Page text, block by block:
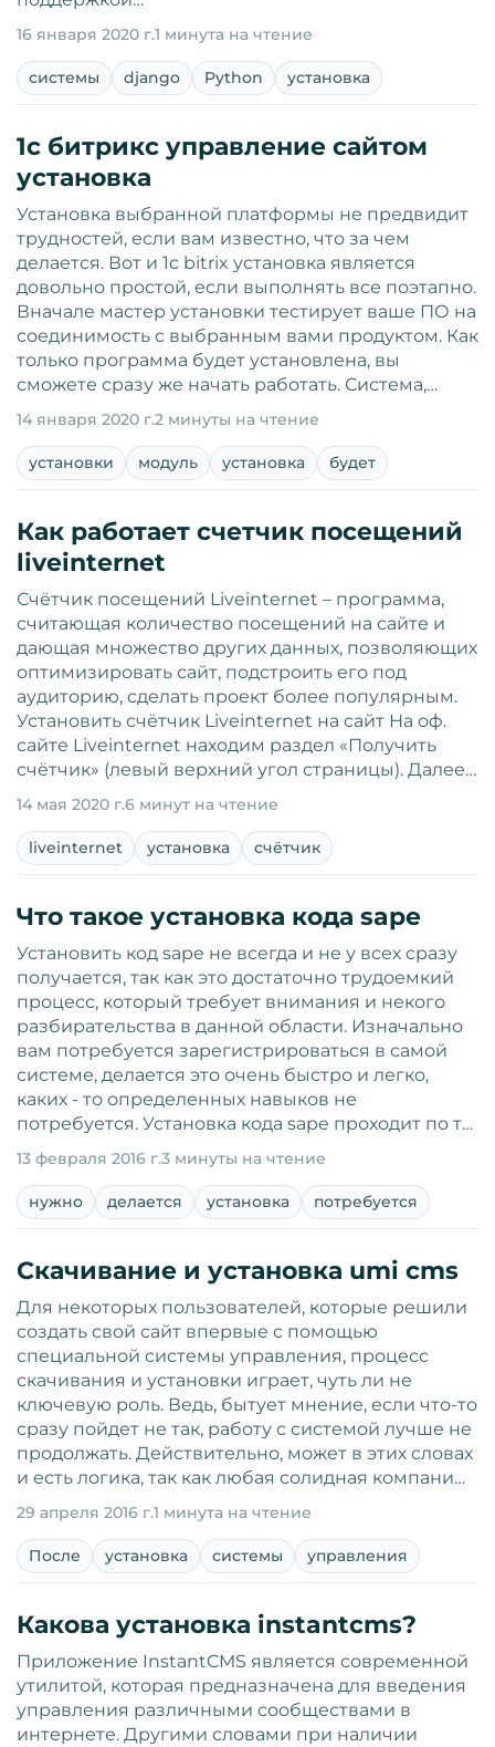
16 января 2020 г.1 минута на чтение
системы django Python установка
1с битрикс управление сайтом
установка
Установка выбранной платформы не предвидит
трудностей, если вам известно, что за чем
делается. Вот и 1c bitrix установка является
довольно простой, если выполнять все поэтапно.
Вначале мастер установки тестирует ваше ПО на
соединимость с выбранным вами продуктом. Как
только программа будет установлена, вы
сможете сразу же начать работать. Система,…
14 января 2020 г.2 минуты на чтение
установки модуль установка будет
Как работает счетчик посещений
liveinternet
Счётчик посещений Liveinternet – программа,
считающая количество посещений на сайте и
дающая множество других данных, позволяющих
оптимизировать сайт, подстроить его под
аудиторию, сделать проект более популярным.
Установить счётчик Liveinternet на сайт На оф.
сайте Liveinternet находим раздел «Получить
счётчик» (левый верхний угол страницы). Далее…
14 мая 2020 г.6 минут на чтение
liveinternet установка счётчик
Что такое установка кода sape
Установить код sape не всегда и не у всех сразу
получается, так как это достаточно трудоемкий
процесс, который требует внимания и некого
разбирательства в данной области. Изначально
вам потребуется зарегистрироваться в самой
системе, делается это очень быстро и легко,
каких - то определенных навыков не
потребуется. Установка кода sape проходит по т…
13 февраля 2016 г.3 минуты на чтение
нужно делается установка потребуется
Скачивание и установка umi cms
Для некоторых пользователей, которые решили
создать свой сайт впервые с помощью
специальной системы управления, процесс
скачивания и установки играет, чуть ли не
ключевую роль. Ведь, бытует мнение, если что-то
сразу пойдет не так, работу с системой лучше не
продолжать. Действительно, может в этих словах
и есть логика, так как любая солидная компани…
29 апреля 2016 г.1 минута на чтение
После установка системы управления
Какова установка instantcms?
Приложение InstantCMS является современной
утилитой, которая предназначена для введения
управления различными сообществами в
интернете. Другими словами при наличии